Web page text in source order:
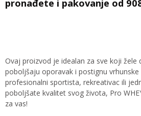
pronađete i pakovanje od
Ovaj proizvod je idealan za sve koji žele
poboljšaju oporavak i postignu
profesionalni sportista, rekreativac ili
poboljšate kvalitet svog života, Pro
za vas!